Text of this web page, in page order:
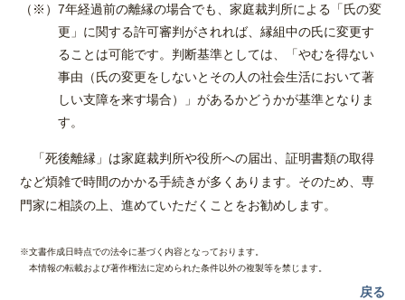
（※）7年経過前の離縁の場合でも、家庭裁判所による「氏の変
更」に関する許可審判がされれば、縁組中の氏に変更す
ることは可能です。判断基準としては、「やむを得ない
事由（氏の変更をしないとその人の社会生活において著
しい支障を来す場合）」があるかどうかが基準となりま
す。
「死後離縁」は家庭裁判所や役所への届出、証明書類の取得
など煩雑で時間のかかる手続きが多くあります。そのため、専
門家に相談の上、進めていただくことをお勧めします。
※文書作成日時点での法令に基づく内容となっております。
本情報の転載および著作権法に定められた条件以外の複製等を禁じます。
戻る